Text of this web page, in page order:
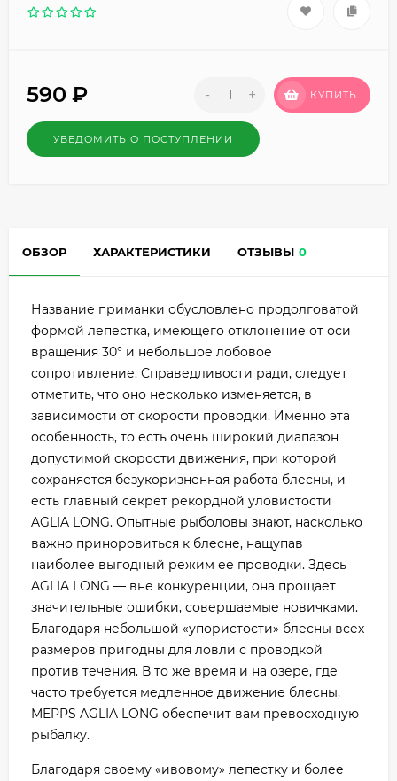
590 ₽ - + КУПИТЬ
УВЕДОМИТЬ О ПОСТУПЛЕНИИ
ОБЗОР ХАРАКТЕРИСТИКИ ОТЗЫВЫ 0
Название приманки обусловлено продолговатой
формой лепестка, имеющего отклонение от оси
вращения 30° и небольшое лобовое
сопротивление. Справедливости ради, следует
отметить, что оно несколько изменяется, в
зависимости от скорости проводки. Именно эта
особенность, то есть очень широкий диапазон
допустимой скорости движения, при которой
сохраняется безукоризненная работа блесны, и
есть главный секрет рекордной уловистости
AGLIA LONG. Опытные рыболовы знают, насколько
важно приноровиться к блесне, нащупав
наиболее выгодный режим ее проводки. Здесь
AGLIA LONG — вне конкуренции, она прощает
значительные ошибки, совершаемые новичками.
Благодаря небольшой «упористости» блесны всех
размеров пригодны для ловли с проводкой
против течения. В то же время и на озере, где
часто требуется медленное движение блесны,
MEPPS AGLIA LONG обеспечит вам превосходную
рыбалку.
Благодаря своему «ивовому» лепестку и более